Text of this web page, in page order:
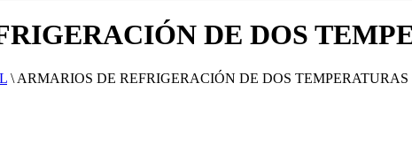
DE DOS
\ ARMARIOS DE REFRIGERACIÓN DE DOS TEMPERATURAS